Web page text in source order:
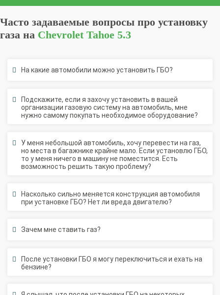
Часто задаваемые вопросы про установку
газа наChevrolet Tahoe 5.3
организации газовую систему на автомобиль, мне
нужно самому покупать необходимое оборудование?
но места в багажнике крайне мало. Если установлю ГБО,
то у меня ничего в машину не поместится. Есть
возможность решить такую проблему?
при установке ГБО? Нет ли вреда двигателю?
бензине?
автомобилях могут прогорать клапана? Это правда или